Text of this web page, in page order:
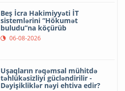
Beş İcra Hakimiyyəti İT
sistemlərini “Hökumət
buludu”na köçürüb
06-08-2026
Uşaqların rəqəmsal mühitdə
təhlükəsizliyi gücləndirilir -
Dəyişikliklər nəyi ehtiva edir?